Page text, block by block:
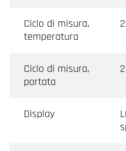
Ciclo di misura,
temperatura
Ciclo di misura,
portata
Display